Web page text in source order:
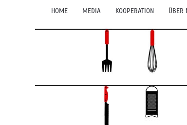
HOME MEDIA KOOPERATION ÜBER